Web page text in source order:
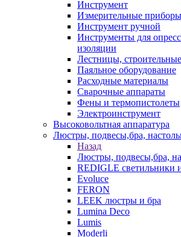
Инструмент
Измерительные
Инструмент ручной
Инструменты для
изоляции
Лестницы,
Паяльное оборудование
Расходные материалы
Сварочные аппараты
Фены и термопистолеты
Электроинструмент
Высоковольтная аппаратура
Люстры, подвесы,бра,
Назад
Люстры, подвесы,бра,
REDIGLE светильники
Evoluce
FERON
LEEK люстры и бра
Lumina Deco
Lumis
Moderli